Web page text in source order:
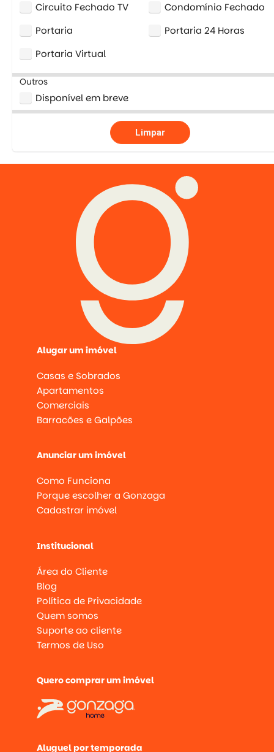
Circuito Fechado TV
Condomínio Fechado
Portaria
Portaria 24 Horas
Portaria Virtual
Outros
Disponível em breve
Limpar
Alugar um imóvel
Casas e Sobrados
Apartamentos
Comerciais
Barracões e Galpões
Anunciar um imóvel
Como Funciona
Porque escolher a Gonzaga
Cadastrar imóvel
Institucional
Área do Cliente
Blog
Política de Privacidade
Quem somos
Suporte ao cliente
Termos de Uso
Quero comprar um imóvel
Aluguel por temporada